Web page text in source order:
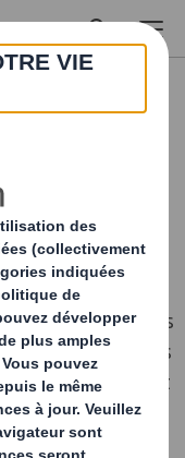
de celle
stimuler les sens
de produits
sur Internet
du produit et à